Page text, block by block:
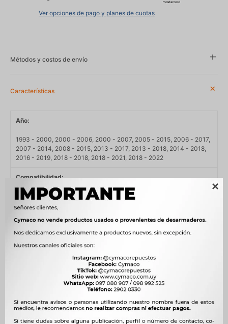

Ver opciones de pago y planes de cuotas
Métodos y costos de envío
Características
Año
1993 - 2000, 2000 - 2006, 2000 - 2007, 2005 - 2015, 2006 - 2017,
2007 - 2014, 2008 - 2015, 2013 - 2017, 2013 - 2018, 2014 - 2018,
2016 - 2019, 2018 - 2018, 2018 - 2021, 2018 - 2022
Compatibilidad
BMW, CHEVROLET, HONDA, HYUNDAI, KIA, MERCEDES BENZ
220, ACCORD, CRETA, EQUINOX, PILOT, RIDGELINE, SOUL,
SPRINTER, VITO, X5
1.5 T 170cv LYX NAFTA, 1.6 CVVT 122cv G4FC NAFTA, 1.6 CVVT
135cv G4FD NAFTA, 2.1 CDI OM 646 DIESEL, 2.2 CDI 125cv OM
611.960 DIESEL, 2.2 CDI 150cv OM 611.981 DIESEL, 3.5 V6 253cv
J35Z4 NAFTA, 3.5 V6 256cv J35A9 NAFTA, 3.5 V6 280cv J35Z2
NAFTA, 4.4 560cv S63 B44 NAFTA